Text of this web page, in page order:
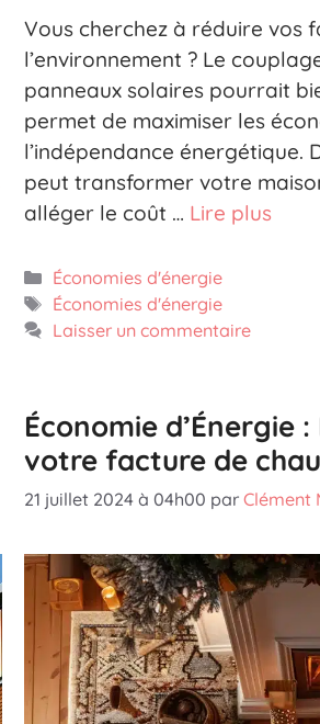
Vous cherchez à réduire vos
l’environnement ? Le
panneaux solaires pourrait
permet de maximiser les
l’indépendance
peut transformer votre
alléger le coût … Lire plus
Catégories
Économies d'énergie
Étiquettes
Économies d'énergie
Laisser un commentaire
Économie d’Énergie
votre facture de
21 juillet 2024 à 04h00 par Clément